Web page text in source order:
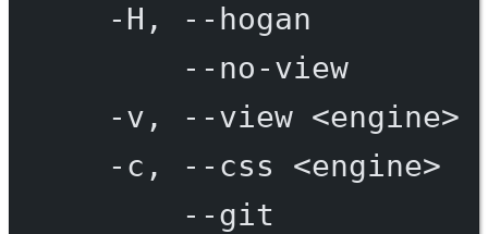
-H,
--hogan
--no-view
-v,
--view <engine>
-c,
--css <engine>
--git